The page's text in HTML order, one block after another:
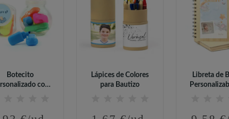
Botecito
con
Lápices de Colores
para Bautizo
Libreta de